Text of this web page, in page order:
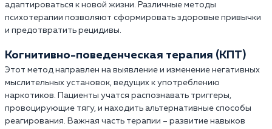
адаптироваться к новой жизни. Различные методы
психотерапии позволяют сформировать здоровые привычки
и предотвратить рецидивы.
Когнитивно-поведенческая терапия (КПТ)
Этот метод направлен на выявление и изменение негативных
мыслительных установок, ведущих к употреблению
наркотиков. Пациенты учатся распознавать триггеры,
провоцирующие тягу, и находить альтернативные способы
реагирования. Важная часть терапии – развитие навыков